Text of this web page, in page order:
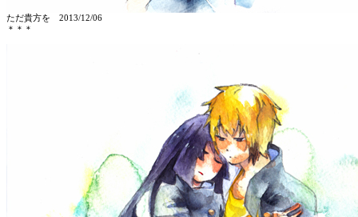
ただ貴方を 2013/12/06
＊＊＊